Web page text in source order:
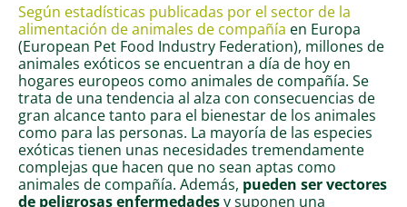
Según estadísticas publicadas por el sector de la
alimentación de animales de compañía en Europa
(European Pet Food Industry Federation), millones de
animales exóticos se encuentran a día de hoy en
hogares europeos como animales de compañía. Se
trata de una tendencia al alza con consecuencias de
gran alcance tanto para el bienestar de los animales
como para las personas. La mayoría de las especies
exóticas tienen unas necesidades tremendamente
complejas que hacen que no sean aptas como
animales de compañía. Además, pueden ser vectores
de peligrosas enfermedadesy suponen una